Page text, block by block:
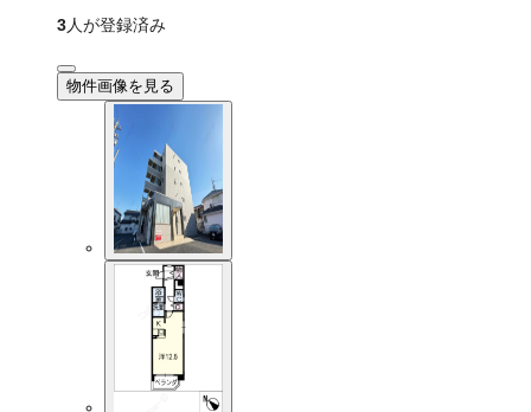
3人が登録済み
物件画像を見る